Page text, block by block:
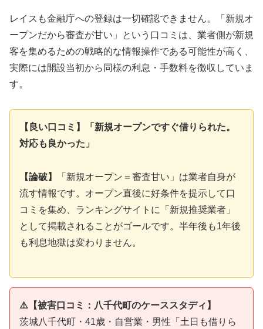
レイスも金融庁への登録は一切確認できません。「新規オ
ープンだから審査が甘い」という口コミは、業者側が新規
客を集めるための戦略的な情報操作である可能性が高く、
実際には開設当初から同様の利息・手数料を徴収していま
す。
【良い口コミ】「新規オープンですぐ借りられた。
対応も良かった」
【論破】
「新規オープン＝審査甘い」は業者自身が
流す情報です。オープン直後に好条件を提示して口
コミを集め、ランキングサイトに「新規推奨業者」
として掲載されることがゴールです。半年後も1年後
も利息地獄は変わりません。
⚠️【被害口コミ：八千代町のケーススタディ】
茨城八千代町・41歳・自営業・男性「土日も借りら